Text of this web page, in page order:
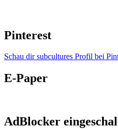
Pinterest
Schau dir subcultures Profil bei
E-Paper
AdBlocker